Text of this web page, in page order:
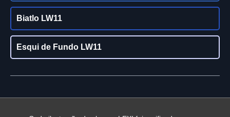
Biatlo LW11
Esqui de Fundo LW11